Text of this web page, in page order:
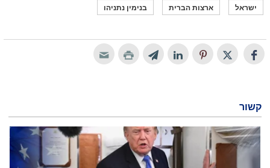
ישראל ארצות הברית בנימין נתניהו
קשור